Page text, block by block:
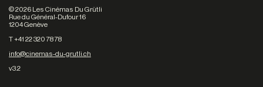
©2026 Les Cinémas Du Grütli
Rue du Général-Dufour 16
1204 Genève
T +41 22 320 78 78
info@cinemas-du-grutli.ch
v3.2